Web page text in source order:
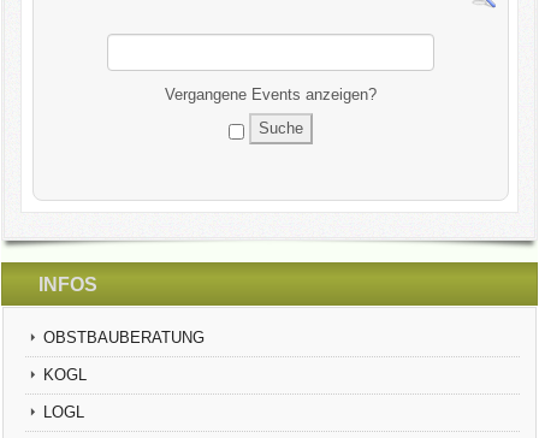
GARTENKALENDER
Vergangene Events anzeigen?
INFOS
OBSTBAUBERATUNG
KOGL
LOGL